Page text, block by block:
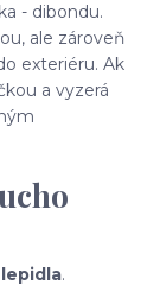
- dibondu.
ale zároveň
exteriéru. Ak
a vyzerá
.